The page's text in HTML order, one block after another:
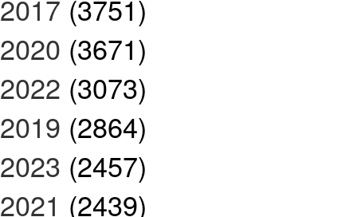
2017 (3751)
2020 (3671)
2022 (3073)
2019 (2864)
2023 (2457)
2021 (2439)